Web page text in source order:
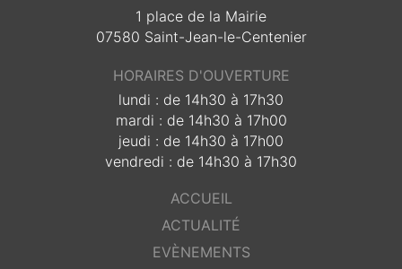
1 place de la Mairie
07580 Saint-Jean-le-Centenier
HORAIRES D'OUVERTURE
lundi : de 14h30 à 17h30
mardi : de 14h30 à 17h00
jeudi : de 14h30 à 17h00
vendredi : de 14h30 à 17h30
ACCUEIL
ACTUALITÉ
EVÈNEMENTS